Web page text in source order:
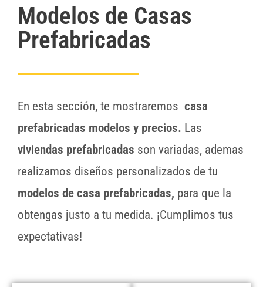
Modelos de Casas
Prefabricadas
En esta sección, te mostraremos casa
prefabricadas modelos y precios. Las
viviendas prefabricadas son variadas, ademas
realizamos diseños personalizados de tu
modelos de casa prefabricadas, para que la
obtengas justo a tu medida. ¡Cumplimos tus
expectativas!